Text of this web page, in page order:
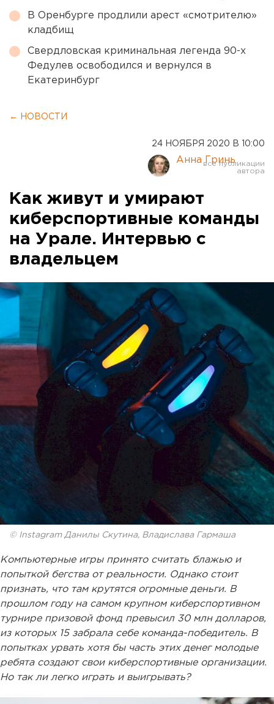
В Оренбурге продлили арест «смотрителю»
кладбищ
Свердловская криминальная легенда 90-х
Федулев освободился и вернулся в
Екатеринбург
← НОВОСТИ
24 НОЯБРЯ 2020 В 10:00
Анна Гринь
Как живут и умирают
киберспортивные команды
на Урале. Интервью с
владельцем
© Instagram Данилы Скутина, Владислава Гармаша
Компьютерные игры принято считать блажью и
попыткой бегства от реальности. Однако стоит
признать, что там крутятся огромные деньги. В
прошлом году на самом крупном киберспортивном
турнире призовой фонд превысил 30 млн долларов,
из которых 15 забрала себе команда-победитель. В
попытках урвать хотя бы часть этих денег молодые
ребята создают свои киберспортивные организации.
Но так ли легко играть и выигрывать?